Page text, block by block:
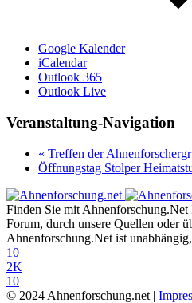
Google Kalender
iCalendar
Outlook 365
Outlook Live
Veranstaltung-Navigation
« Treffen der
Öffnungstag Stolper
Finden Sie mit
Forum, durch unsere Quellen oder
Ahnenforschung.Net ist
10
2K
10
© 2024 Ahnenforschung.net |